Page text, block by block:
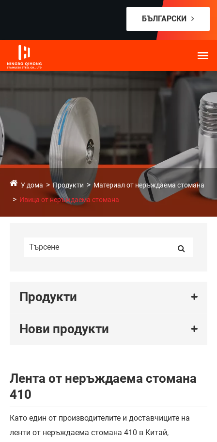
БЪЛГАРСКИ
У дома Продукти
Материал от неръждаема стомана
Ивица от неръждаема стомана
Продукти
Нови продукти
Лента от неръждаема стомана
410
Като един от производителите и доставчиците на
ленти от неръждаема стомана 410 в Китай,